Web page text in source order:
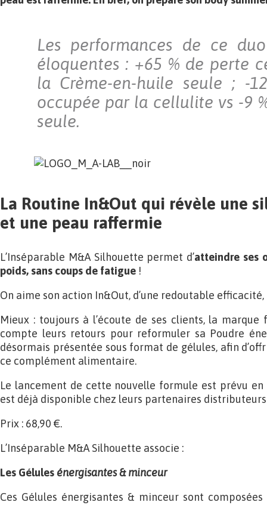
Les performances de ce
éloquentes : +65 % de perte
la Crème-en-huile seule ; -
occupée par la cellulite vs -9
seule.
La Routine In&Out qui révèle une
et une peau raffermie
L’Inséparable M&A Silhouette permet d’atteindre ses
poids, sans coups de fatigue !
On aime son action In&Out, d’une redoutable
Mieux : toujours à l’écoute de ses clients, la
compte leurs retours pour reformuler sa Poudre
désormais présentée sous format de gélules, afin
ce complément alimentaire.
Le lancement de cette nouvelle formule est prévu
est déjà disponible chez leurs partenaires
Prix : 68,90 €.
L’Inséparable M&A Silhouette associe :
Les Gélules énergisantes & minceur
Ces Gélules énergisantes & minceur sont